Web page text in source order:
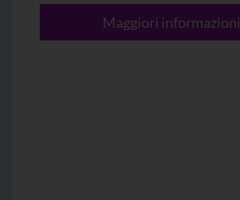
Maggiori informazioni